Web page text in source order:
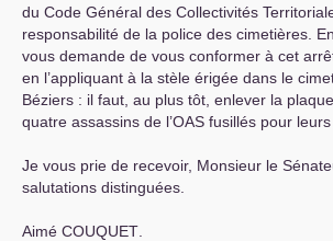
du Code Général des Collectivités
responsabilité de la police des cimetières.
vous demande de vous conformer à cet
en l’appliquant à la stèle érigée dans le
Béziers : il faut, au plus tôt, enlever la
quatre assassins de l’OAS fusillés pour leurs
Je vous prie de recevoir, Monsieur le
salutations distinguées.
Aimé COUQUET